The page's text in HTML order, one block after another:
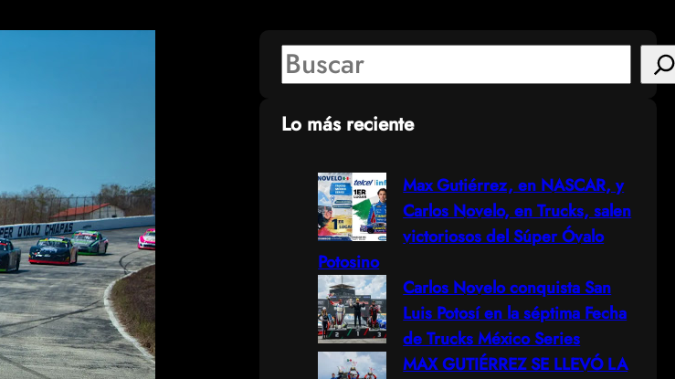
S
eLo más reciente
Max Gutiérrez, en NASCAR, y
Carlos Novelo, en Trucks, salen
victoriosos del Súper Óvalo
Potosino
Carlos Novelo conquista San
Luis Potosí en la séptima Fecha
de Trucks México Series
MAX GUTIÉRREZ SE LLEVÓ LA